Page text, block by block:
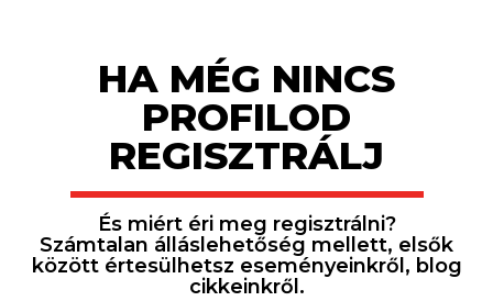
HA MÉG NINCS
PROFILOD
REGISZTRÁLJ
És miért éri meg regisztrálni?
Számtalan álláslehetőség mellett, elsők
között értesülhetsz eseményeinkről, blog
cikkeinkről.